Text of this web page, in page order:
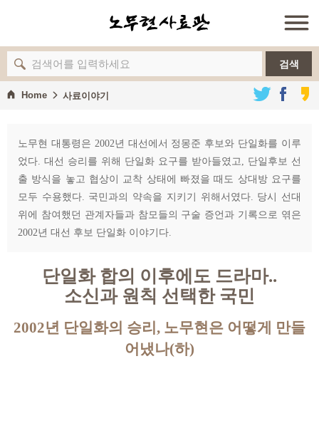
검색
Home 사료이야기
노무현 대통령은 2002년 대선에서 정몽준 후보와 단일화를 이루
었다. 대선 승리를 위해 단일화 요구를 받아들였고, 단일후보 선
출 방식을 놓고 협상이 교착 상태에 빠졌을 때도 상대방 요구를
모두 수용했다. 국민과의 약속을 지키기 위해서였다. 당시 선대
위에 참여했던 관계자들과 참모들의 구술 증언과 기록으로 엮은
2002년 대선 후보 단일화 이야기다.
단일화 합의 이후에도 드라마..
소신과 원칙 선택한 국민
2002년 단일화의 승리, 노무현은 어떻게 만들
어냈나(하)